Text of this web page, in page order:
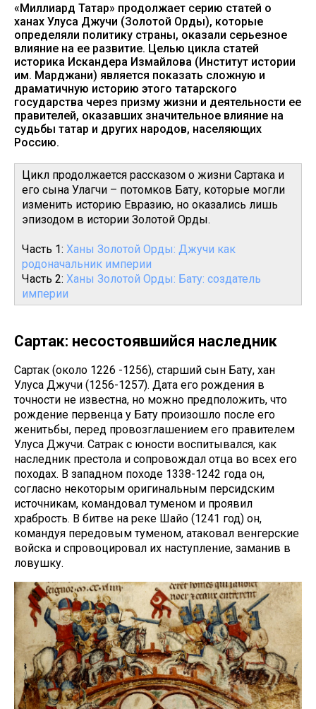
«Миллиард Татар» продолжает серию статей о
ханах Улуса Джучи (Золотой Орды), которые
определяли политику страны, оказали серьезное
влияние на ее развитие. Целью цикла статей
историка Искандера Измайлова (Институт истории
им. Марджани) является показать сложную и
драматичную историю этого татарского
государства через призму жизни и деятельности ее
правителей, оказавших значительное влияние на
судьбы татар и других народов, населяющих
Россию.
Цикл продолжается рассказом о жизни Сартака и
его сына Улагчи – потомков Бату, которые могли
изменить историю Евразию, но оказались лишь
эпизодом в истории Золотой Орды.
Часть 1: Ханы Золотой Орды: Джучи как
родоначальник империи
Часть 2: Ханы Золотой Орды: Бату: создатель
империи
Сартак: несостоявшийся наследник
Сартак (около 1226 -1256), старший сын Бату, хан
Улуса Джучи (1256-1257). Дата его рождения в
точности не известна, но можно предположить, что
рождение первенца у Бату произошло после его
женитьбы, перед провозглашением его правителем
Улуса Джучи. Сатрак с юности воспитывался, как
наследник престола и сопровождал отца во всех его
походах. В западном походе 1338-1242 года он,
согласно некоторым оригинальным персидским
источникам, командовал туменом и проявил
храбрость. В битве на реке Шайо (1241 год) он,
командуя передовым туменом, атаковал венгерские
войска и спровоцировал их наступление, заманив в
ловушку.